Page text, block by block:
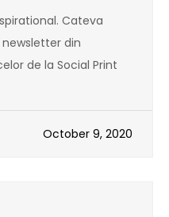
Cateva
din
de la Social Print
October 9, 2020